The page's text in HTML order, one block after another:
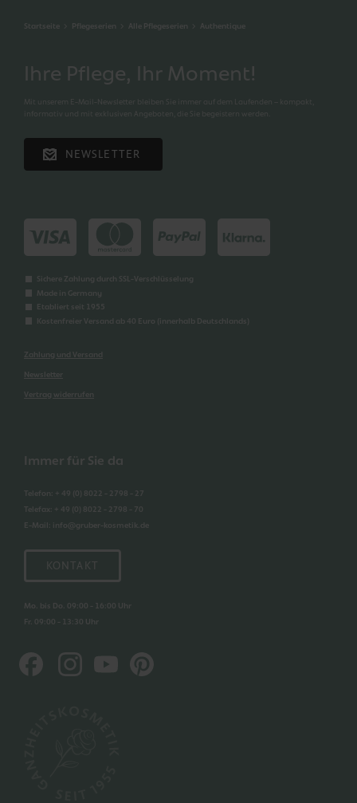
Startseite Pflegeserien Alle Pflegeserien Authentique
Immer für Sie da
Telefon
+ 49 (0) 8022 - 2798 - 27
Telefax
+ 49 (0) 8022 - 2798 - 70
E-Mail
info@gruber-kosmetik.de
KONTAKT
Mo. bis Do. 09:00 - 16:00 Uhr
Fr. 09:00 - 13:30 Uhr
Sichere Zahlung durch SSL-Verschlüsselung
Made in Germany
Etabliert seit 1955
Kostenfreier Versand ab 40 Euro (innerhalb Deutschlands)
Zahlung und Versand
Newsletter
Vertrag widerrufen
Ihre Pflege, Ihr Moment!
Mit unserem E-Mail-Newsletter bleiben Sie immer auf dem Laufenden – kompakt,
informativ und mit exklusiven Angeboten, die Sie begeistern werden.
NEWSLETTER